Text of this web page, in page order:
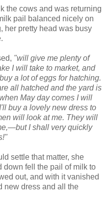
the cows and was returning
pail balanced nicely on
her pretty head was busy
"will give me plenty of
I will take to market, and
a lot of eggs for hatching.
all hatched and the yard is
May day comes I will
buy a lovely new dress to
will look at me. They will
I shall very quickly
settle that matter, she
down fell the pail of milk to
out, and with it vanished
new dress and all the